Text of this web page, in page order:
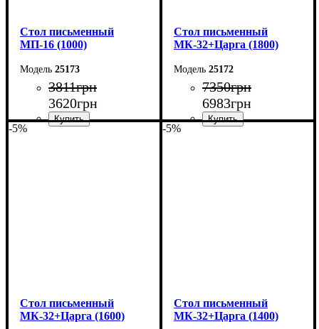
Cтол письменный
МП-16 (1000)
25173
3811грн
3620грн
Cтол письменный
МК-32+Царга (1800)
25172
7350грн
6983грн
-5%
Cтол письменный
МК-32+Царга (1600)
-5%
Cтол письменный
МК-32+Царга (1400)